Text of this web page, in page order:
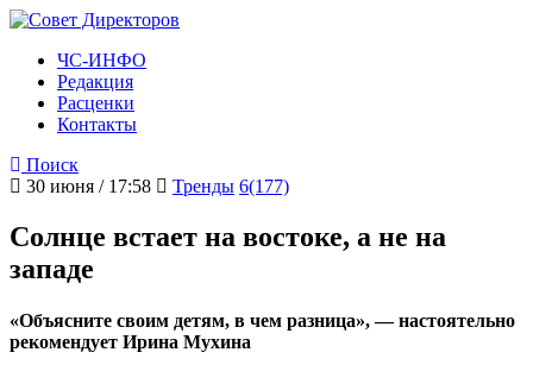
ЧС-ИНФО
Редакция
Расценки
Контакты
Поиск
30 июня / 17:58
Тренды 6(177)
Солнце встает на востоке, а не на
западе
«Объясните своим детям, в чем разница», — настоятельно
рекомендует Ирина Мухина